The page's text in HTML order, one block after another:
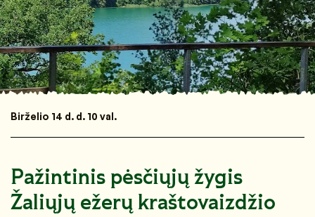
Birželio 14 d. d. 10 val.
Pažintinis pėsčiųjų žygis
Žaliųjų ežerų kraštovaizdžio